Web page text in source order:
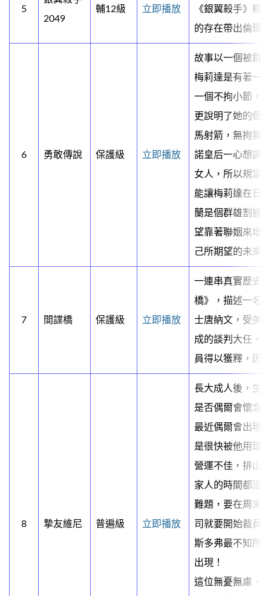
5
2049
輔12級 立即播放
《銀翼殺手》概
的存在帶出倫理
6 勇敢傳說 保護級 立即播放
故事以一個被群
梅莉達是有著一
一個不拘小節，
更說明了她的個
馬射箭，無拘無
諾皇后一心想調
女人，所以規定
能讓梅莉達在日
蘭是個群雄割據
望靠著聯姻來增
己所期望的未來
7 間諜橋 保護級 立即播放
一連串真實歷史
橋》，描述一名
士唐納文，受美
成的談判大任，
員得以獲釋，因
8 摯友維尼 普遍級 立即播放
長大成人後，生
是否偶爾會懷念
最近偶爾會出現
是很快被他用理
營運不佳，排山
家人的時間都沒
難題，要在周末
司就要開始裁員
斯多弗最不知所
出現！
這位無憂無慮、